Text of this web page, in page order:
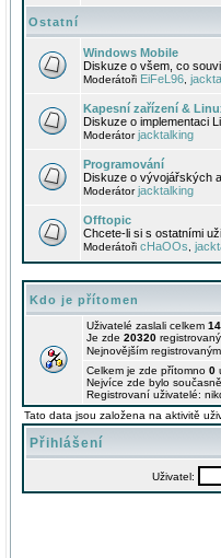
Ostatní
Windows Mobile
Diskuze o všem, co
Moderátoři EiFeL96
Kapesní zařízení &
Diskuze o implementaci
Moderátorjacktalking
Programování
Diskuze o vývojářských
Moderátorjacktalking
Offtopic
Chcete-li si s ostatními
Moderátoři cHaOOs
Kdo je přítomen
Uživatelé zaslali celkem
Je zde 20320
Nejnovějším
Celkem je zde přítomno 0
Nejvíce zde bylo
Registrovaní uživatelé:
Tato data jsou založena na aktivitě
Přihlášení
Uživatel: